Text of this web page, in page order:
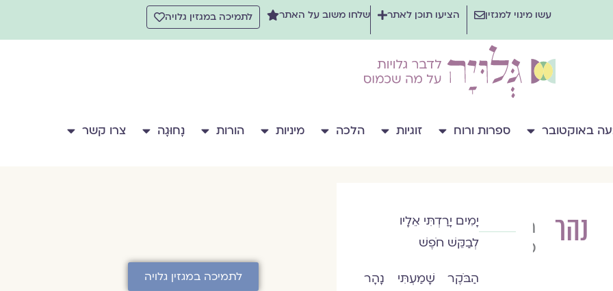
עשו מינוי למגזין הציעו תוכן לאתר שלחו משוב על האתר לתמיכה במגזין גלויה
באוקטובר ספרות ורוח זוגיות הלכה מיניות הורות נָחוּגָה צרו קשר
נהר
תמר
פלדברג
יָמִים יָרַדְתִּי אֵלָיו
לְבַקֵּשׁ חֹפֶשׁ
הַבֹּקֶר שָׁמַעְתִּי נָהָר
לתמיכה במגזין גלויה